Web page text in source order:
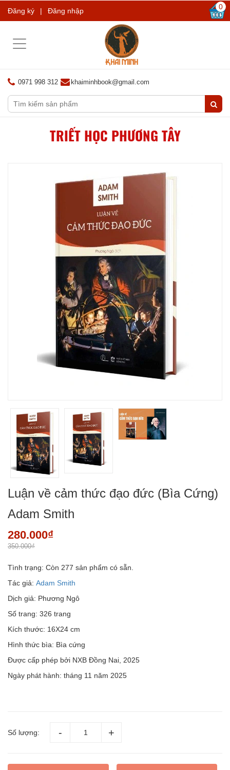
Đăng ký | Đăng nhập 0
Toggle
0971 998 312 khaiminhbook@gmail.com
TRIẾT HỌC PHƯƠNG TÂY
Luận về cảm thức đạo đức (Bìa Cứng)
Adam Smith
280.000₫
350.000₫
Tình trạng: Còn 277 sản phẩm có sẵn.
Tác giả: Adam Smith
Dịch giả: Phương Ngô
Số trang: 326 trang
Kích thước: 16X24 cm
Hình thức bìa: Bìa cứng
Được cấp phép bởi NXB Đồng Nai, 2025
Ngày phát hành: tháng 11 năm 2025
Số lượng: